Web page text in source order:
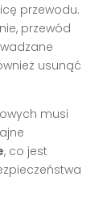
przewodu.
przewód
usunąć
musi
, co jest